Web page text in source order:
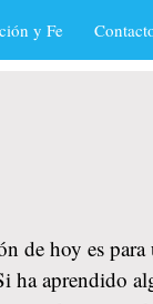
y Fe
de hoy es
aprendido